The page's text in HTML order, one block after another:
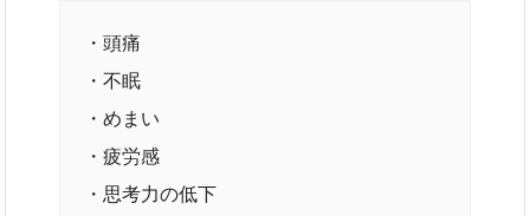
・頭痛
・不眠
・めまい
・疲労感
・思考力の低下